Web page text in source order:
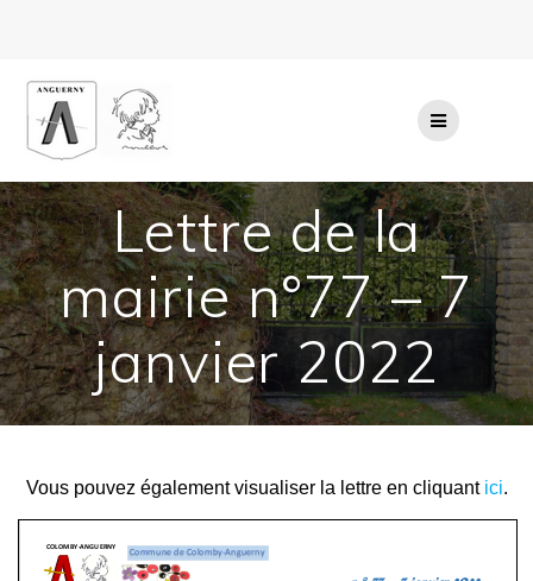
Lettre de la
mairie n°77 – 7
janvier 2022
Vous pouvez également visualiser la lettre en cliquant ici.